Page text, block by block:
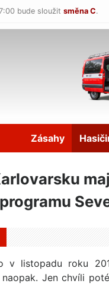
bude sloužit směna C.
Zásahy
v listopadu roku
naopak. Jen chvíli